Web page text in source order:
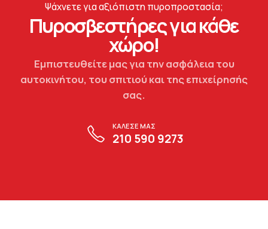
Ψάχνετε για αξιόπιστη πυροπροστασία;
Πυροσβεστήρες για κάθε
χώρο!
Εμπιστευθείτε μας για την ασφάλεια του
αυτοκινήτου, του σπιτιού και της επιχείρησής
σας.
ΚΑΛΕΣΕ ΜΑΣ
210 590 9273